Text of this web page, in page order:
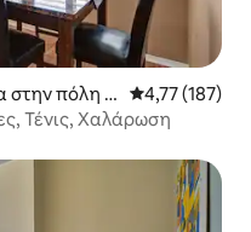
στην πόλη Π Μέση
4,77 (187)
Τένις, Χαλάρωση